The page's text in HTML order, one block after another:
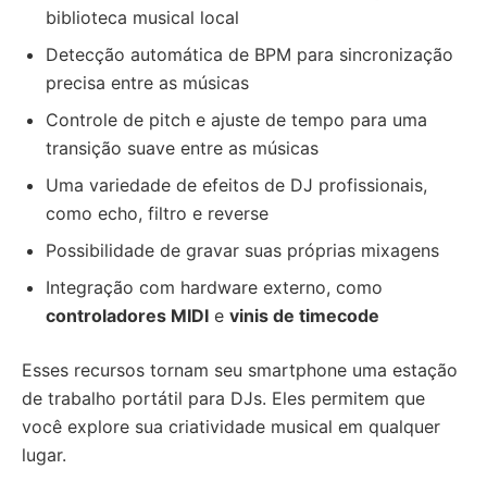
biblioteca musical local
Detecção automática de BPM para sincronização
precisa entre as músicas
Controle de pitch e ajuste de tempo para uma
transição suave entre as músicas
Uma variedade de efeitos de DJ profissionais,
como echo, filtro e reverse
Possibilidade de gravar suas próprias mixagens
Integração com hardware externo, como
controladores MIDI e vinis de timecode
Esses recursos tornam seu smartphone uma estação
de trabalho portátil para DJs. Eles permitem que
você explore sua criatividade musical em qualquer
lugar.